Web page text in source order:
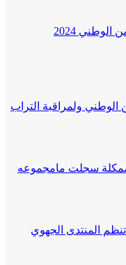
2024
الوطني ولمراقبة التراب
سجلت مامجموعه
المنتدى الجهوي